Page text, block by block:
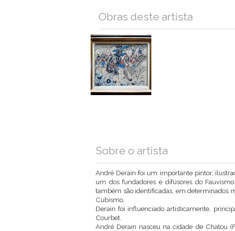
Obras deste artista
Sobre o artista
André Derain foi um importante pintor,
um dos fundadores e difusores do
também são identificadas, em determinados
Cubismo.
Derain foi influenciado artisticamente,
Courbet.
André Derain nasceu na cidade de Chatou